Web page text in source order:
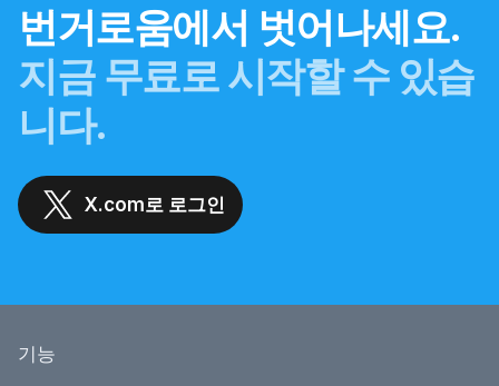
번거로움에서 벗어나세요.
지금 무료로 시작할 수 있습
니다.
X.com로 로그인
기능